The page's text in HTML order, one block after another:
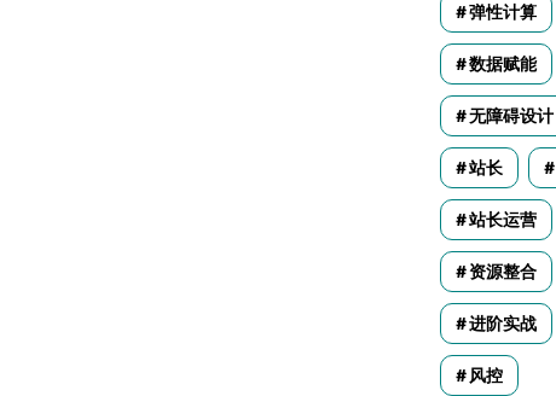
弹性计算
数据赋能
无障碍设计
站长
站长运营
资源整合
进阶实战
风控